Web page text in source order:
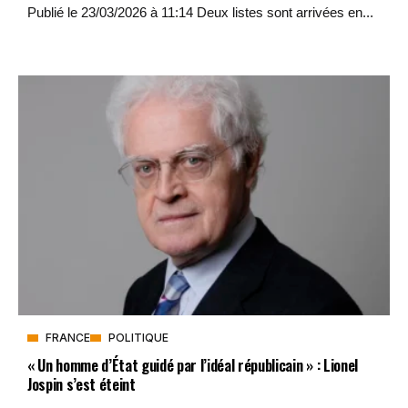
Publié le 23/03/2026 à 11:14 Deux listes sont arrivées en...
FRANCE POLITIQUE
« Un homme d’État guidé par l’idéal républicain » : Lionel
Jospin s’est éteint